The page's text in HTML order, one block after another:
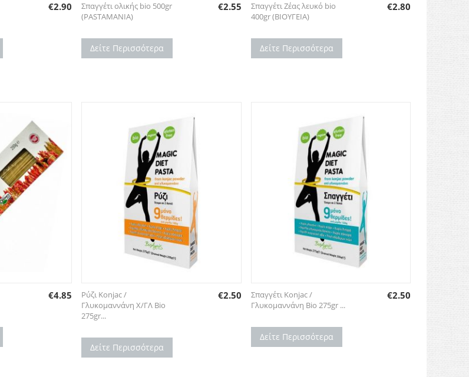
€2.90
Σπαγγέτι ολικής bio 500gr
(PASTAMANIA)
€2.55
Δείτε Περισσότερα
Σπαγγέτι Ζέας λευκό bio
400gr (ΒΙΟΥΓΕΙΑ)
€2.80
Δείτε Περισσότερα
€4.85
Ρύζι Konjac /
Γλυκομαννάνη Χ/ΓΛ Bio
275gr...
€2.50
Δείτε Περισσότερα
Σπαγγέτι Konjac /
Γλυκομαννάνη Bio 275gr ...
€2.50
Δείτε Περισσότερα